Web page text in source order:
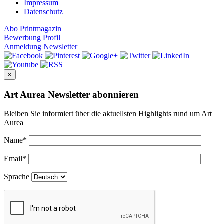
Impressum
Datenschutz
Abo Printmagazin
Bewerbung Profil
Anmeldung Newsletter
×
Art Aurea Newsletter abonnieren
Bleiben Sie informiert über die aktuellsten Highlights rund um Art
Aurea
Name*
Email*
Sprache